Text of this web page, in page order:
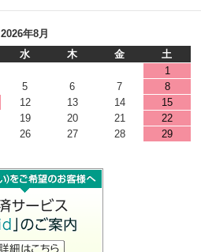
2026年8月
水 木 金
土
1
5 6 7
8
12 13 14
15
19 20 21
22
26 27 28
29